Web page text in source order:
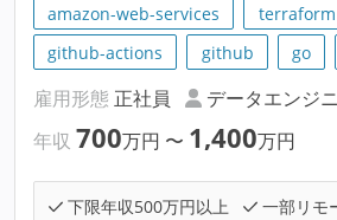
amazon-web-services terraform
github-actions
github go
雇用形態 正社員 データエンジ
年収 700万円 〜 1,400万円
下限年収500万円以上
一部リモ